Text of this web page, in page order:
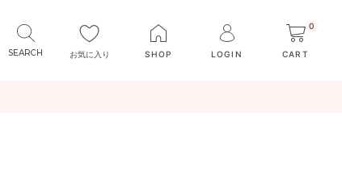
お気に入り SHOP LOGIN
0
CART